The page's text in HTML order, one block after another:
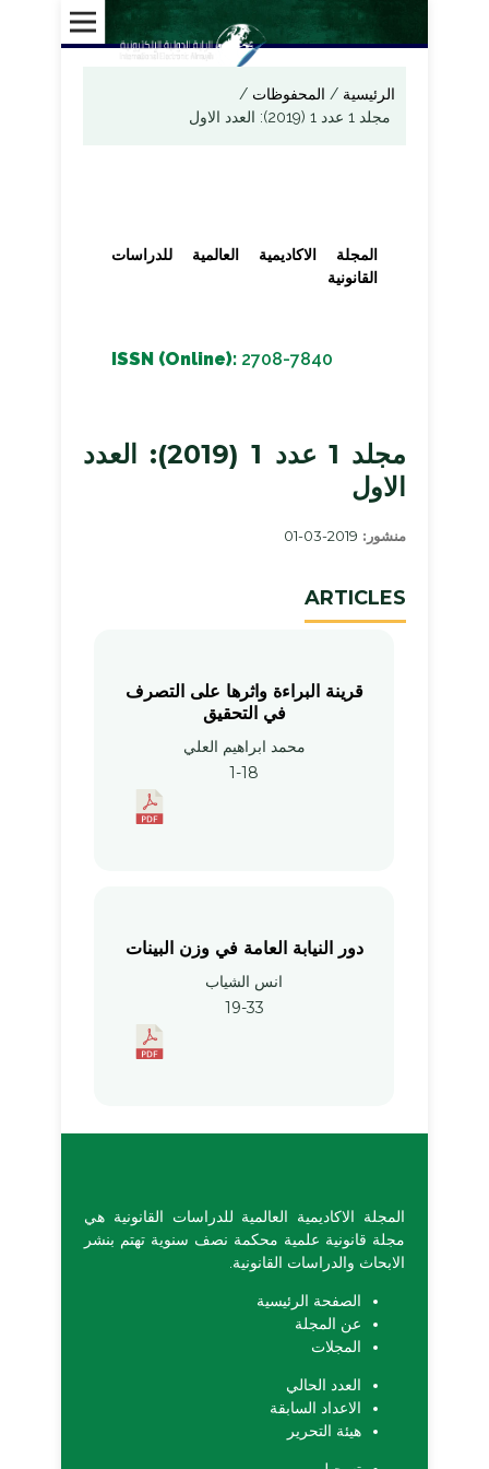
الرئيسية/ المحفوظات/
مجلد 1 عدد 1 (2019): العدد الاول
المجلة الاكاديمية العالمية للدراسات
القانونية
ISSN (Online): 2708-7840
مجلد 1 عدد 1 (2019): العدد
الاول
منشور: 2019-03-01
ARTICLES
قرينة البراءة واثرها على التصرف
في التحقيق
محمد ابراهيم العلي
1-18
دور النيابة العامة في وزن البينات
انس الشياب
19-33
المجلة الاكاديمية العالمية للدراسات القانونية هي
مجلة قانونية علمية محكمة نصف سنوية تهتم بنشر
الابحاث والدراسات القانونية.
الصفحة الرئيسية
عن المجلة
المجلات
العدد الحالي
الاعداد السابقة
هيئة التحرير